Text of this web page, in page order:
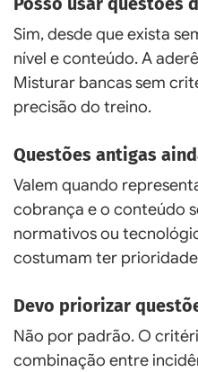
Sim, desde que exista
nível e conteúdo. A
Misturar bancas sem
precisão do treino.
Questões antigas
Valem quando
cobrança e o conteúdo
normativos ou
costumam ter
Devo priorizar
Não por padrão. O
combinação entre